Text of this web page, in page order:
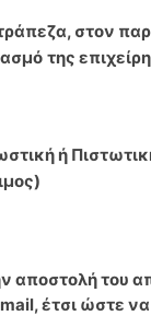
στον
της
ή
αποστολή του
έτσι ώστε